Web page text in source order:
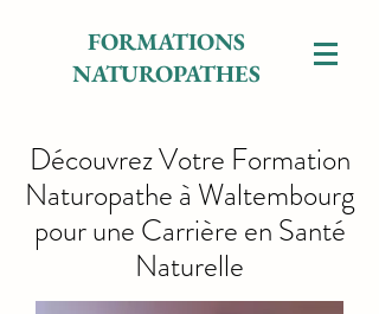
FORMATIONS
NATUROPATHES
Découvrez Votre Formation
Naturopathe à Waltembourg
pour une Carrière en Santé
Naturelle